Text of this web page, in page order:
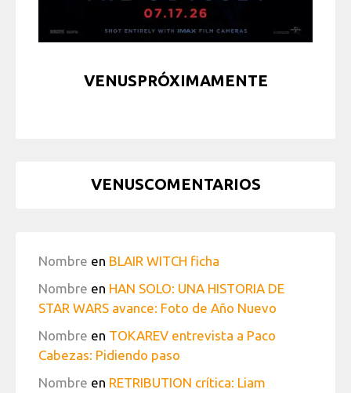
VENUSPRÓXIMAMENTE
VENUSCOMENTARIOS
Nombre en BLAIR WITCH ficha
Nombre en HAN SOLO: UNA HISTORIA DE
STAR WARS avance: Foto de Año Nuevo
Nombre en TOKAREV entrevista a Paco
Cabezas: Pidiendo paso
Nombre en RETRIBUTION crítica: Liam